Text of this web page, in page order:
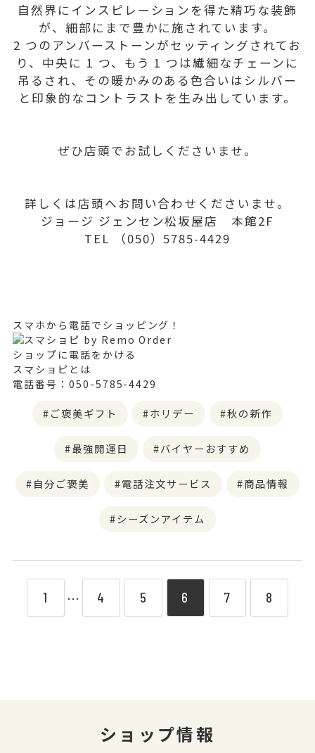
自然界にインスピレーションを得た精巧な装飾
が、細部にまで豊かに施されています。
2 つのアンバーストーンがセッティングされてお
り、中央に 1 つ、もう 1 つは繊細なチェーンに
吊るされ、その暖かみのある色合いはシルバー
と印象的なコントラストを生み出しています。
ぜひ店頭でお試しくださいませ。
詳しくは店頭へお問い合わせくださいませ。
ジョージ ジェンセン松坂屋店 本館2F
TEL （050）5785-4429
スマホから電話でショッピング！
ショップに電話をかける
スマショピとは
電話番号：050-5785-4429
ご褒美ギフト ホリデー 秋の新作
最強開運日 バイヤーおすすめ
自分ご褒美 電話注文サービス 商品情報
シーズンアイテム
1 ⋯ 4 5 6 7 8
ショップ情報